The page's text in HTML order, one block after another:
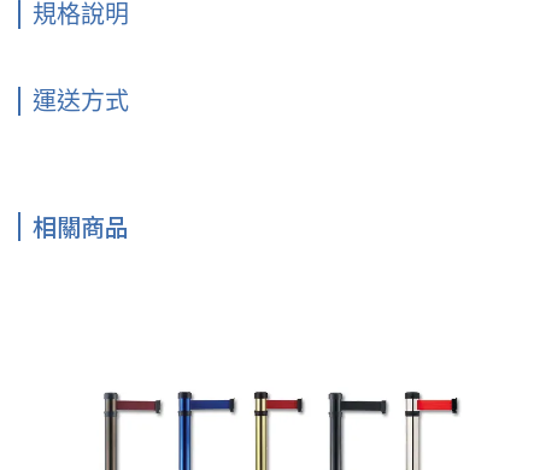
規格說明
運送方式
相關商品